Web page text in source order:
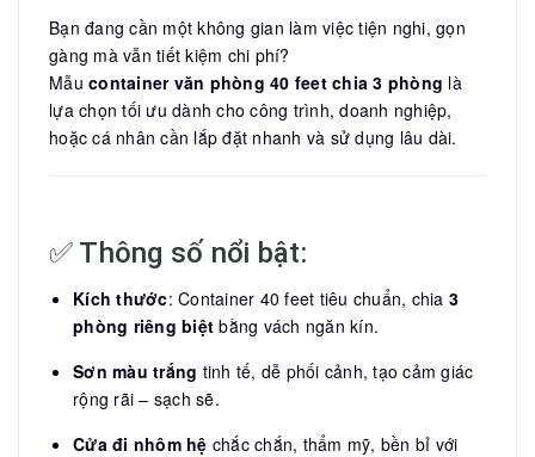
Bạn đang cần một không gian làm việc tiện nghi, gọn
gàng mà vẫn tiết kiệm chi phí?
Mẫu container văn phòng 40 feet chia 3 phòng là
lựa chọn tối ưu dành cho công trình, doanh nghiệp,
hoặc cá nhân cần lắp đặt nhanh và sử dụng lâu dài.
✅ Thông số nổi bật:
Kích thước: Container 40 feet tiêu chuẩn, chia 3
phòng riêng biệt bằng vách ngăn kín.
Sơn màu trắng tinh tế, dễ phối cảnh, tạo cảm giác
rộng rãi – sạch sẽ.
Cửa đi nhôm hệ chắc chắn, thẩm mỹ, bền bỉ với